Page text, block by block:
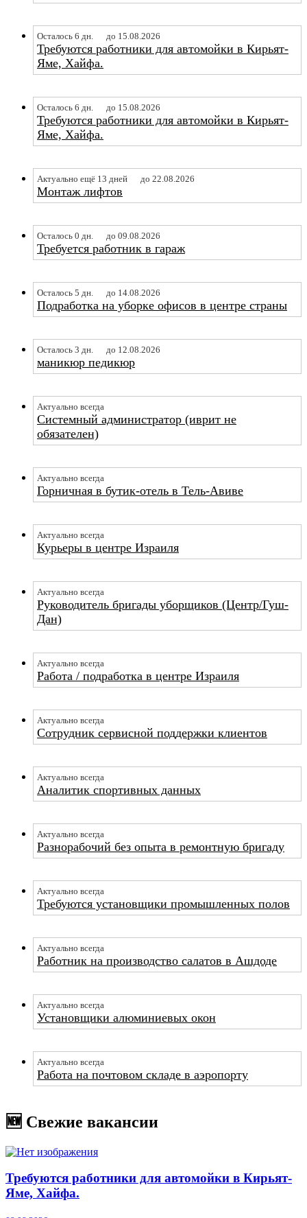
Осталось 6 дн. до 15.08.2026
Требуются работники для автомойки в Кирьят-
Яме, Хайфа.
Осталось 6 дн. до 15.08.2026
Требуются работники для автомойки в Кирьят-
Яме, Хайфа.
Актуально ещё 13 дней до 22.08.2026
Монтаж лифтов
Осталось 0 дн. до 09.08.2026
Требуется работник в гараж
Осталось 5 дн. до 14.08.2026
Подработка на уборке офисов в центре страны
Осталось 3 дн. до 12.08.2026
маникюр педикюр
Актуально всегда
Системный администратор (иврит не
обязателен)
Актуально всегда
Горничная в бутик-отель в Тель-Авиве
Актуально всегда
Курьеры в центре Израиля
Актуально всегда
Руководитель бригады уборщиков (Центр/Гуш-
Дан)
Актуально всегда
Работа / подработка в центре Израиля
Актуально всегда
Сотрудник сервисной поддержки клиентов
Актуально всегда
Аналитик спортивных данных
Актуально всегда
Разнорабочий без опыта в ремонтную бригаду
Актуально всегда
Требуются установщики промышленных полов
Актуально всегда
Работник на производство салатов в Ашдоде
Актуально всегда
Установщики алюминиевых окон
Актуально всегда
Работа на почтовом складе в аэропорту
🆕 Свежие вакансии
Требуются работники для автомойки в Кирьят-
Яме, Хайфа.